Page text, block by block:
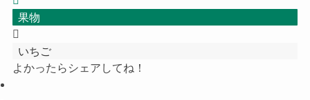
果物
いちご
よかったらシェアしてね！